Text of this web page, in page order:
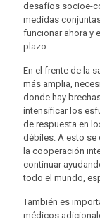
desafíos socioe-
medidas
funcionar ahora y
plazo.
En el frente de la
más amplia,
donde hay
intensificar los
de respuesta en
débiles. A esto se
la cooperación
continuar
todo el mundo,
También es
médicos